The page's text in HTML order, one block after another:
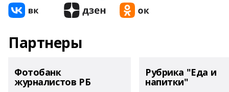
Партнеры
Фотобанк
журналистов РБ
Рубрика "Еда и
напитки"